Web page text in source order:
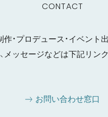
CONTACT
作・プロデュース・イベント
メッセージなどは下記リン
お問い合わせ窓口